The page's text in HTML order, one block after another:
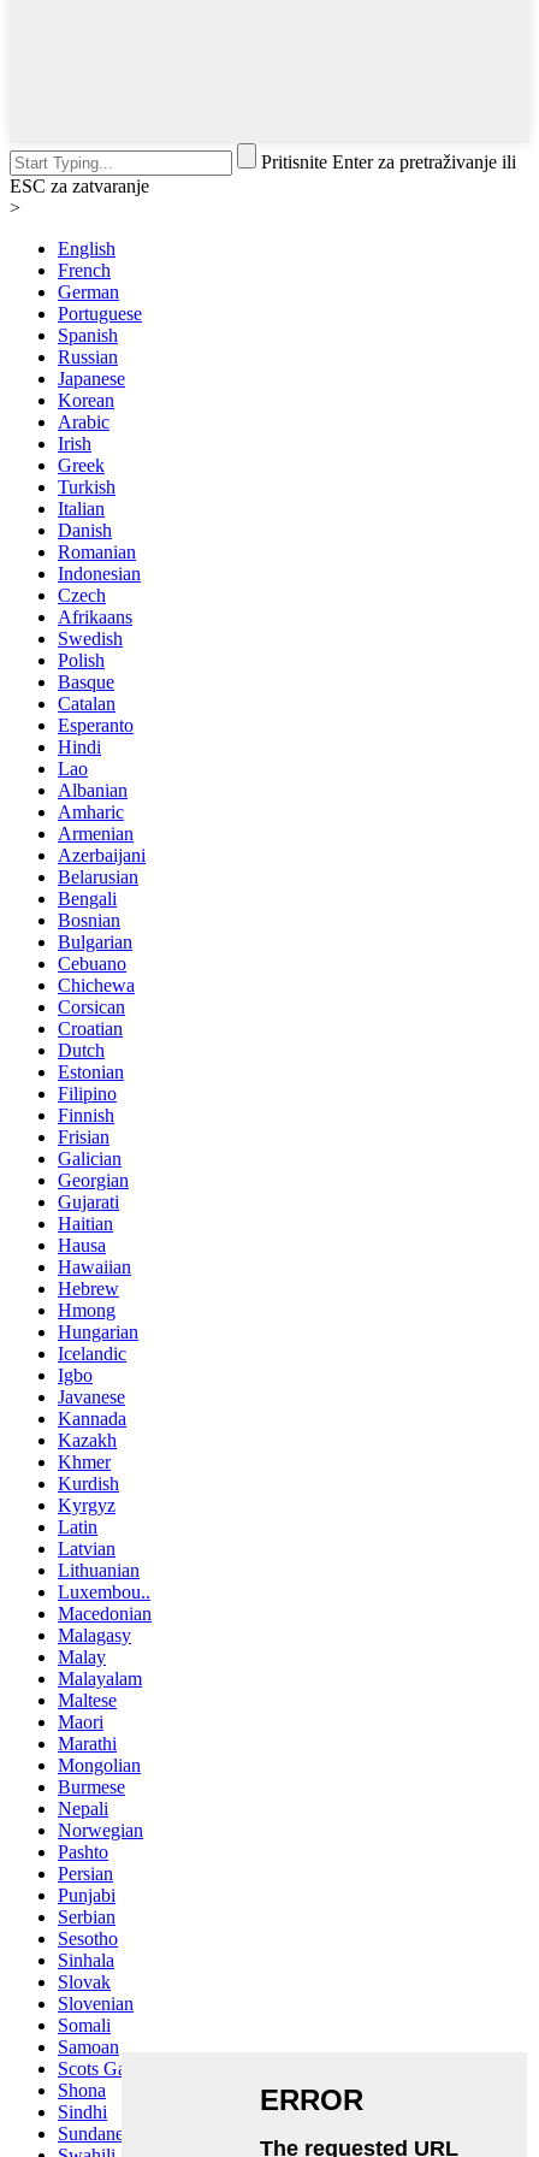
Pritisnite Enter za pretraživanje ili
ESC za zatvaranje
>
English
French
German
Portuguese
Spanish
Russian
Japanese
Korean
Arabic
Irish
Greek
Turkish
Italian
Danish
Romanian
Indonesian
Czech
Afrikaans
Swedish
Polish
Basque
Catalan
Esperanto
Hindi
Lao
Albanian
Amharic
Armenian
Azerbaijani
Belarusian
Bengali
Bosnian
Bulgarian
Cebuano
Chichewa
Corsican
Croatian
Dutch
Estonian
Filipino
Finnish
Frisian
Galician
Georgian
Gujarati
Haitian
Hausa
Hawaiian
Hebrew
Hmong
Hungarian
Icelandic
Igbo
Javanese
Kannada
Kazakh
Khmer
Kurdish
Kyrgyz
Latin
Latvian
Lithuanian
Luxembou..
Macedonian
Malagasy
Malay
Malayalam
Maltese
Maori
Marathi
Mongolian
Burmese
Nepali
Norwegian
Pashto
Persian
Punjabi
Serbian
Sesotho
Sinhala
Slovak
Slovenian
Somali
Samoan
Scots Gaelic
Shona
Sindhi
Sundanese